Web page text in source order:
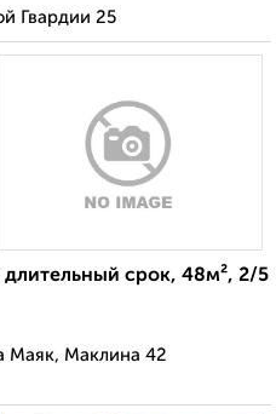
Гвардии 25
срок, 48м², 2/5
Маяк, Маклина 42